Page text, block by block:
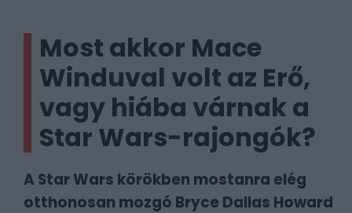
Most akkor Mace
Winduval volt az Erő,
vagy hiába várnak a
Star Wars-rajongók?
A Star Wars körökben mostanra elég
otthonosan mozgó Bryce Dallas Howard